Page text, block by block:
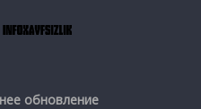
обновление